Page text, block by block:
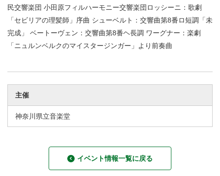
民交響楽団 小田原フィルハーモニー交響楽団ロッシーニ：歌劇
「セビリアの理髪師」序曲 シューベルト：交響曲第8番ロ短調「未
完成」 ベートーヴェン：交響曲第8番ヘ長調 ワーグナー：楽劇
「ニュルンベルクのマイスタージンガー」より前奏曲
主催
神奈川県立音楽堂
イベント情報一覧に戻る